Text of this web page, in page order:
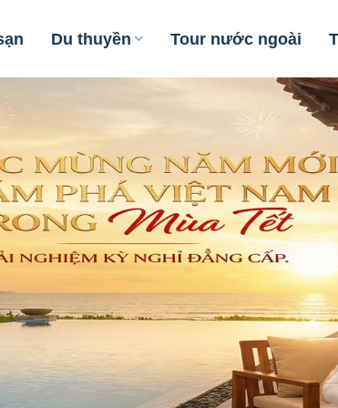
Du thuyền Tour nước ngoài